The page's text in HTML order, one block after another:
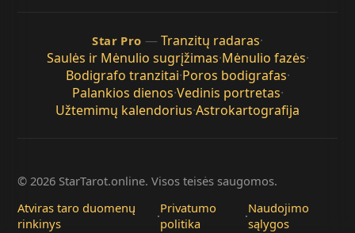
Star Pro — Tranzitų radaras·
Saulės ir Mėnulio sugrįžimas·Mėnulio fazės·
Bodigrafo tranzitai·Poros bodigrafas·
Palankios dienos·Vedinis portretas·
Užtemimų kalendorius·Astrokartografija
© 2026 StarTarot.online. Visos teisės saugomos.
Atviras taro duomenų
rinkinys
·Privatumo
politika
·Naudojimo
sąlygos